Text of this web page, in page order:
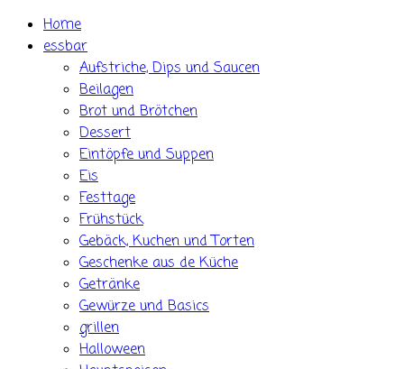
Skip Home
essbar
Aufstriche, Dips und Saucen
Beilagen
Brot und Brötchen
Dessert
Eintöpfe und Suppen
Eis
Festtage
Frühstück
Gebäck, Kuchen und Torten
Geschenke aus de Küche
Getränke
Gewürze und Basics
grillen
Halloween